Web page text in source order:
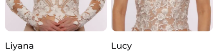
Liyana Lucy